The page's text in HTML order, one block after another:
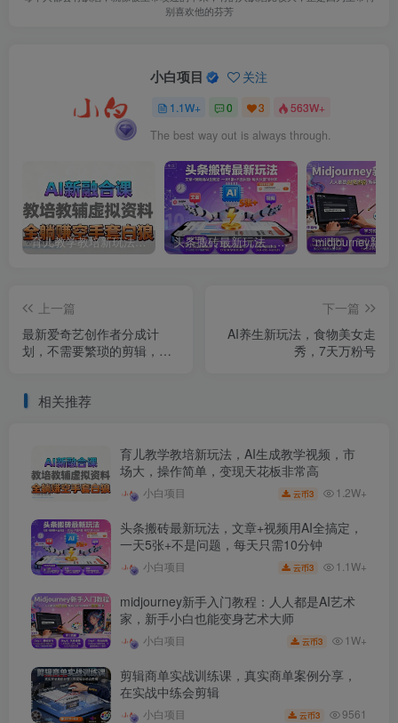
别喜欢他的芬芳
小白项目 关注
1.1W+ 0 3 563W+
The best way out is always through.
育儿教学教培新玩法，AI生成教学视频，市场大，操作简单，变现天花板非常高 头条搬砖最新玩法，文章+视频用AI全搞定，一天5张+不是问题，每天只需10分钟
上一篇
最新爱奇艺创作者分成计
划，不需要繁琐的剪辑，只
下一篇
AI养生新玩法，食物美女走
秀，7天万粉号
相关推荐
育儿教学教培新玩法，AI生成教学视频，市
场大，操作简单，变现天花板非常高
小白项目 云币3 1.2W+
头条搬砖最新玩法，文章+视频用AI全搞定，
一天5张+不是问题，每天只需10分钟
小白项目 云币3 1.1W+
midjourney新手入门教程：人人都是AI艺术
家，新手小白也能变身艺术大师
小白项目 云币3 1W+
剪辑商单实战训练课，真实商单案例分享，
在实战中练会剪辑
小白项目 云币3 9561